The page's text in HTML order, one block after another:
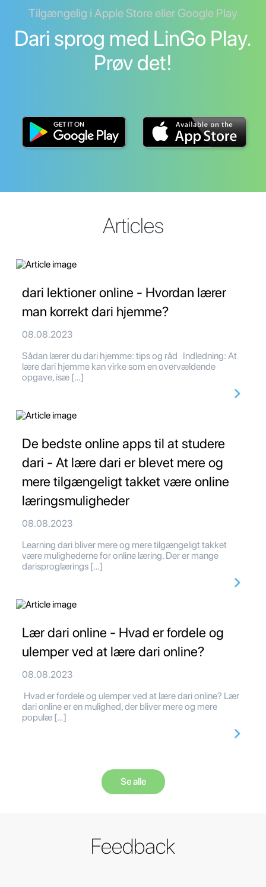
Tilgængelig i Apple Store eller Google Play
Dari sprog med LinGo Play.
Prøv det!
Articles
dari lektioner online - Hvordan lærer
man korrekt dari hjemme?
08.08.2023
Sådan lærer du dari hjemme: tips og råd Indledning: At
lære dari hjemme kan virke som en overvældende
opgave, isæ […]
De bedste online apps til at studere
dari - At lære dari er blevet mere og
mere tilgængeligt takket være online
læringsmuligheder
08.08.2023
Learning dari bliver mere og mere tilgængeligt takket
være mulighederne for online læring. Der er mange
darisproglærings […]
Lær dari online - Hvad er fordele og
ulemper ved at lære dari online?
08.08.2023
Hvad er fordele og ulemper ved at lære dari online? Lær
dari online er en mulighed, der bliver mere og mere
populæ […]
Se alle
Feedback